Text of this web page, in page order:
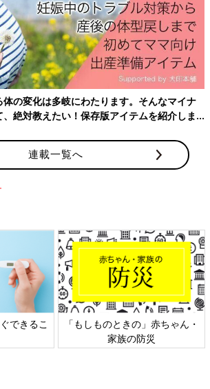
の変化は多岐にわたります。そんなマイナ
絶対教えたい！保存版アイテムを紹介しま
連載一覧へ
できるこ
「もしものときの」赤ちゃん・
家族の防災